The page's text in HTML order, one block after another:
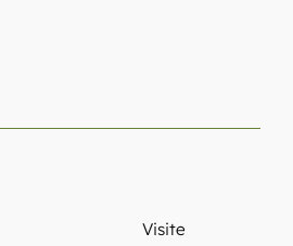
Visite